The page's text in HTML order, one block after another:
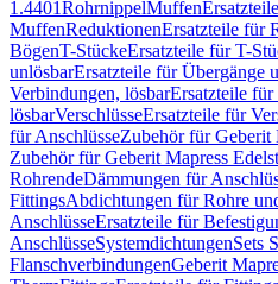
1.4401RohrnippelMuffen
MuffenReduktionenErsatzteile für
BögenT-StückeErsatzteile für T-
unlösbarErsatzteile für Übergänge
Verbindungen, lösbarErsatzteile
lösbarVerschlüsseErsatzteile für
für AnschlüsseZubehör für Geberit
Zubehör für Geberit Mapress
RohrendeDämmungen für
FittingsAbdichtungen für Rohre
AnschlüsseErsatzteile für
AnschlüsseSystemdichtungenSets
FlanschverbindungenGeberit